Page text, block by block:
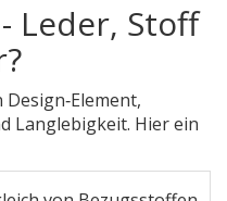
Leder, Stoff
Langlebigkeit. Hier ein